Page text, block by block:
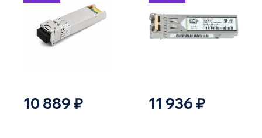
10 889 ₽ 11 936 ₽